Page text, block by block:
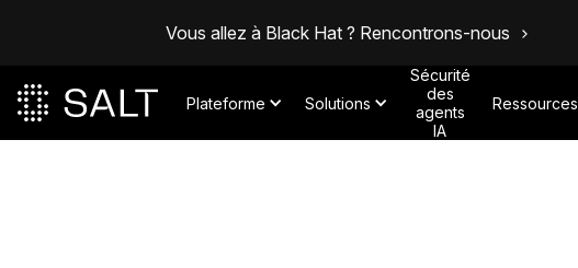
Vous allez à Black Hat ? Rencontrons-nous
Plateforme Solutions
Sécurité
des
agents
IA
Ressources